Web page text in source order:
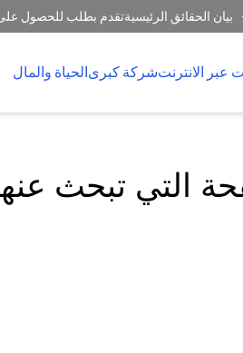
بيان الحقائق الرئيسيةتقدم بطلب للحصول على
عبر الانترنتشركة كبرىالحياة والمال
التي تبحث